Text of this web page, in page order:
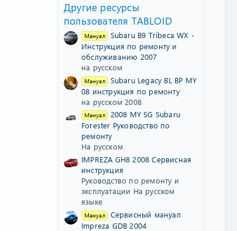
Другие ресурсы
пользователя TABLOID
Мануал
Subaru B9 Tribeca WX -
Инструкция по ремонту и
обслуживанию 2007
на русском
Мануал
Subaru Legacy BL BP MY
08 инструкция по ремонту
на русском 2008
Мануал
2008 MY SG Subaru
Forester Руководство по
ремонту
На русском
IMPREZA GH8 2008 Сервисная
инструкция
Руководство по ремонту и
эксплуатации На русском
языке
Мануал
Сервисный мануал
Impreza GDB 2004